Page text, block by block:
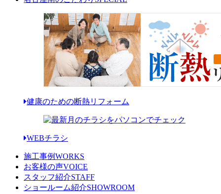
健康のための断熱リフォーム
WEBチラシ
施工事例WORKS
お客様の声VOICE
スタッフ紹介STAFF
ショールーム紹介SHOWROOM